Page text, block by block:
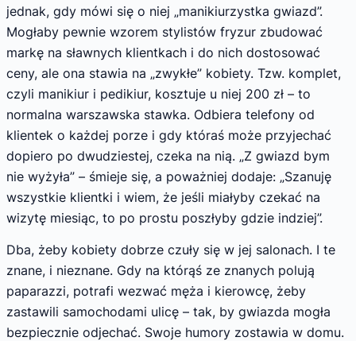
jednak, gdy mówi się o niej „manikiurzystka gwiazd”.
Mogłaby pewnie wzorem stylistów fryzur zbudować
markę na sławnych klientkach i do nich dostosować
ceny, ale ona stawia na „zwykłe” kobiety. Tzw. komplet,
czyli manikiur i pedikiur, kosztuje u niej 200 zł – to
normalna warszawska stawka. Odbiera telefony od
klientek o każdej porze i gdy któraś może przyjechać
dopiero po dwudziestej, czeka na nią. „Z gwiazd bym
nie wyżyła” – śmieje się, a poważniej dodaje: „Szanuję
wszystkie klientki i wiem, że jeśli miałyby czekać na
wizytę miesiąc, to po prostu poszłyby gdzie indziej”.
Dba, żeby kobiety dobrze czuły się w jej salonach. I te
znane, i nieznane. Gdy na którąś ze znanych polują
paparazzi, potrafi wezwać męża i kierowcę, żeby
zastawili samochodami ulicę – tak, by gwiazda mogła
bezpiecznie odjechać. Swoje humory zostawia w domu.